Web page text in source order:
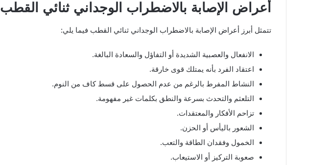
أعراض الإصابة بالاضطراب الوجداني ثنائي القطب
تتمثل أبرز أعراض الإصابة بالاضطراب الوجداني ثنائي القطب فيما يلي:
الانفعال والعصبية الشديدة أو التفاؤل والسعادة البالغة.
اعتقاد الفرد بأنه يمتلك قوى خارقة.
النشاط المفرط بالرغم من عدم الحصول على قسط كاف من النوم.
التلعثم والتحدث بسرعة والنطق بكلمات غير مفهومة.
تزاحم الأفكار والمعتقدات.
الشعور باليأس أو الحزن.
الخمول وفقدان الطاقة والتعب.
صعوبة التركيز أو الاستيعاب.